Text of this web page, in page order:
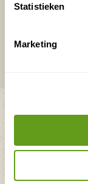
Statistieken
Marketing